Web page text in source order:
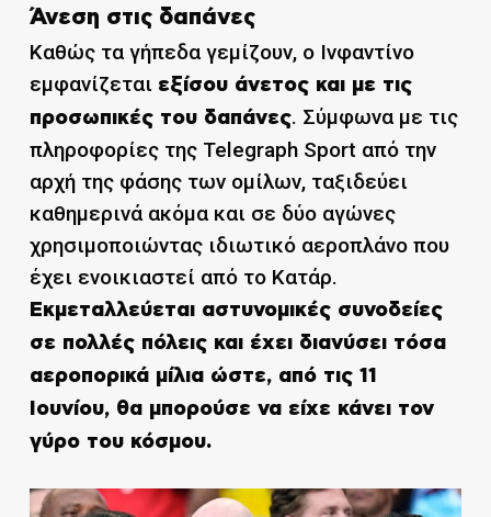
Άνεση στις δαπάνες
Καθώς τα γήπεδα γεμίζουν, ο Ινφαντίνο
εμφανίζεται εξίσου άνετος και με τις
προσωπικές του δαπάνες. Σύμφωνα με τις
πληροφορίες της Telegraph Sport από την
αρχή της φάσης των ομίλων, ταξιδεύει
καθημερινά ακόμα και σε δύο αγώνες
χρησιμοποιώντας ιδιωτικό αεροπλάνο που
έχει ενοικιαστεί από το Κατάρ.
Εκμεταλλεύεται αστυνομικές συνοδείες
σε πολλές πόλεις και έχει διανύσει τόσα
αεροπορικά μίλια ώστε, από τις 11
Ιουνίου, θα μπορούσε να είχε κάνει τον
γύρο του κόσμου.